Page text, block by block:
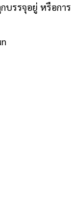
รรจุอยู่ หรือกา